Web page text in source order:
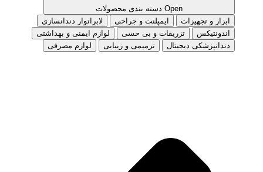
Open دسته بندی محصولات
ابزار و تجهیزات
ایمپلنت و جراحی
لابراتوار دندانسازی
اندونتیکس
تزریقات و بی حسی
لوازم ایمنی و بهداشتی
دندانپزشکی دیجیتال
ترمیمی و زیبایی لوازم مصرفی